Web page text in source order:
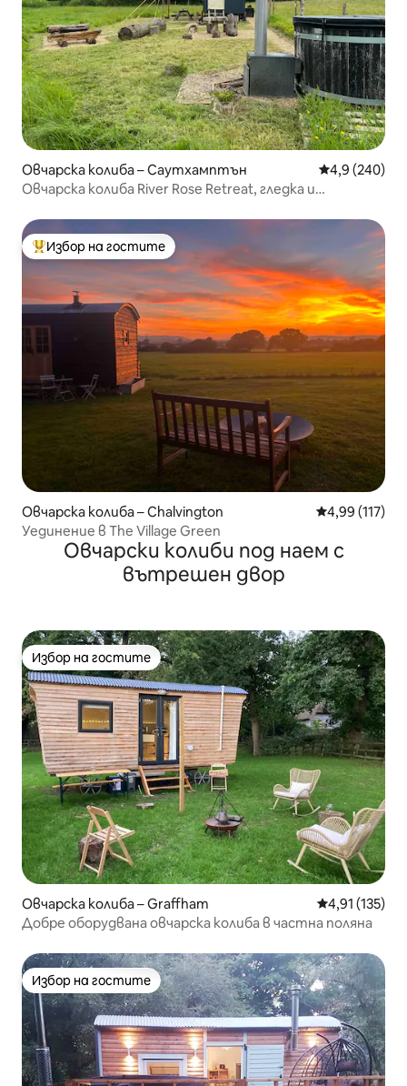
Овчарска колиба – Саутхамптън Средна
4,9 (240)
Овчарска колиба River Rose Retreat, гледка и
Най-популярен избор на гостите
Избор на гостите
Овчарска колиба – Chalvington Средна
4,99 (117)
Уединение в The Village Green
Овчарски колиби под наем с
вътрешен двор
Избор на гостите
Избор на гостите
Овчарска колиба – Graffham Средна
4,91 (135)
Добре оборудвана овчарска колиба в частна поляна
Избор на гостите
Избор на гостите